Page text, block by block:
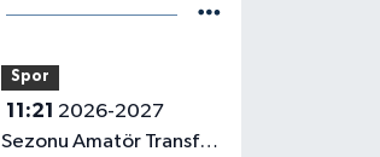
Spor
11:21
Sezonu Amatör Transfer